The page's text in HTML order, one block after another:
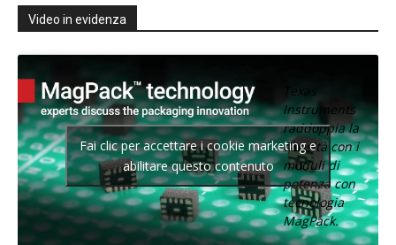
Video in evidenza
Texas
Instruments
raddoppia la
densità con i
moduli di
potenza con
tecnologia
MagPack.
Fai clic per accettare i cookie marketing e
abilitare questo contenuto